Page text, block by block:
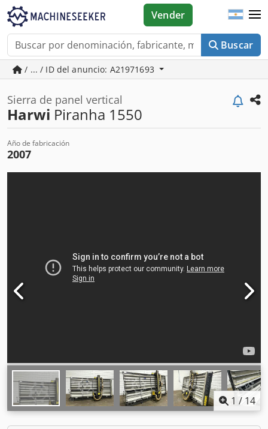
Buscar
Vender
/ ... / ID del anuncio: A21971693
Sierra de panel vertical
Harwi Piranha 1550
Año de fabricación
2007
1 / 14